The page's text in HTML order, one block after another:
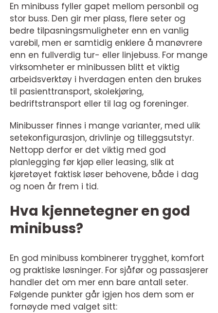
En minibuss fyller gapet mellom personbil og
stor buss. Den gir mer plass, flere seter og
bedre tilpasningsmuligheter enn en vanlig
varebil, men er samtidig enklere å manøvrere
enn en fullverdig tur- eller linjebuss. For mange
virksomheter er minibussen blitt et viktig
arbeidsverktøy i hverdagen enten den brukes
til pasienttransport, skolekjøring,
bedriftstransport eller til lag og foreninger.
Minibusser finnes i mange varianter, med ulik
setekonfigurasjon, drivlinje og tilleggsutstyr.
Nettopp derfor er det viktig med god
planlegging før kjøp eller leasing, slik at
kjøretøyet faktisk løser behovene, både i dag
og noen år frem i tid.
Hva kjennetegner en god
minibuss?
En god minibuss kombinerer trygghet, komfort
og praktiske løsninger. For sjåfør og passasjerer
handler det om mer enn bare antall seter.
Følgende punkter går igjen hos dem som er
fornøyde med valget sitt: